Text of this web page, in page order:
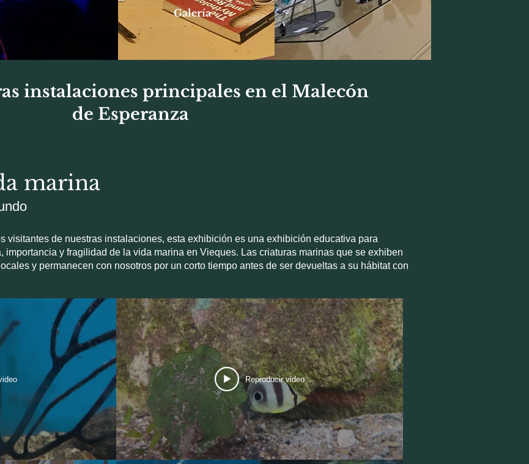
Galería
instalaciones principales en el Malecón
de Esperanza
marina
visitantes de nuestras instalaciones, esta exhibición es una exhibición educativa para
y fragilidad de la vida marina en Vieques. Las criaturas marinas que se exhiben
y permanecen con nosotros por un corto tiempo antes de ser devueltas a su hábitat con
Reproducir video